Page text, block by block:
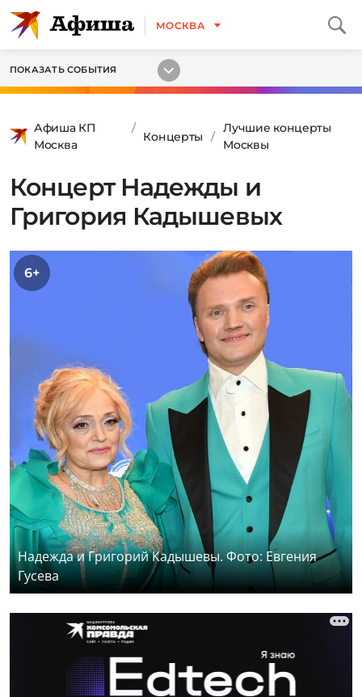
МОСКВА
ПОКАЗАТЬ СОБЫТИЯ
Афиша КП
Москва
Концерты
Лучшие концерты
Москвы
Концерт Надежды и
Григория Кадышевых
6+
Надежда и Григорий Кадышевы. Фото: Евгения
Гусева